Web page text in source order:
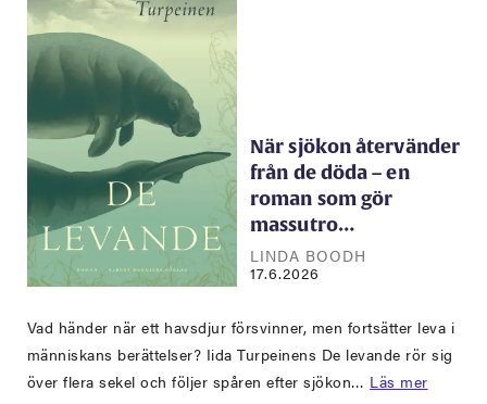
När sjökon återvänder
från de döda – en
roman som gör
massutro…
LINDA BOODH
17.6.2026
Vad händer när ett havsdjur försvinner, men fortsätter leva i
människans berättelser? Iida Turpeinens De levande rör sig
över flera sekel och följer spåren efter sjökon… Läs mer